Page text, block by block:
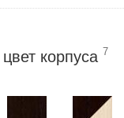
корпуса 7